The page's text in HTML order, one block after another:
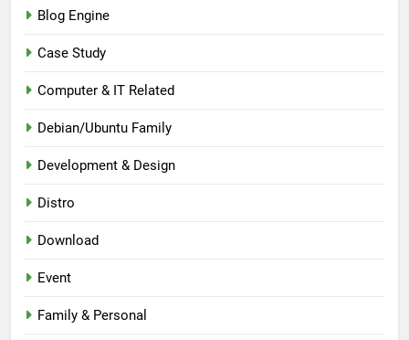
Blog Engine
Case Study
Computer & IT Related
Debian/Ubuntu Family
Development & Design
Distro
Download
Event
Family & Personal